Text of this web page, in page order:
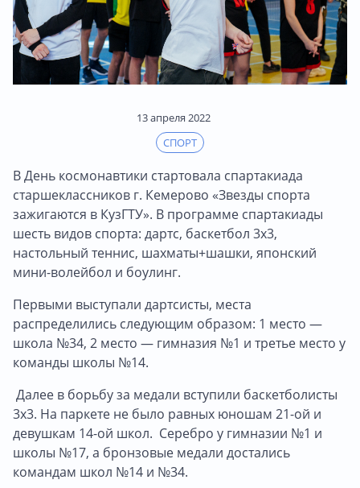
13 апреля 2022
СПОРТ
В День космонавтики стартовала спартакиада
старшеклассников г. Кемерово «Звезды спорта
зажигаются в КузГТУ». В программе спартакиады
шесть видов спорта: дартс, баскетбол 3х3,
настольный теннис, шахматы+шашки, японский
мини-волейбол и боулинг.
Первыми выступали дартсисты, места
распределились следующим образом: 1 место —
школа №34, 2 место — гимназия №1 и третье место у
команды школы №14.
Далее в борьбу за медали вступили баскетболисты
3х3. На паркете не было равных юношам 21-ой и
девушкам 14-ой школ. Серебро у гимназии №1 и
школы №17, а бронзовые медали достались
командам школ №14 и №34.